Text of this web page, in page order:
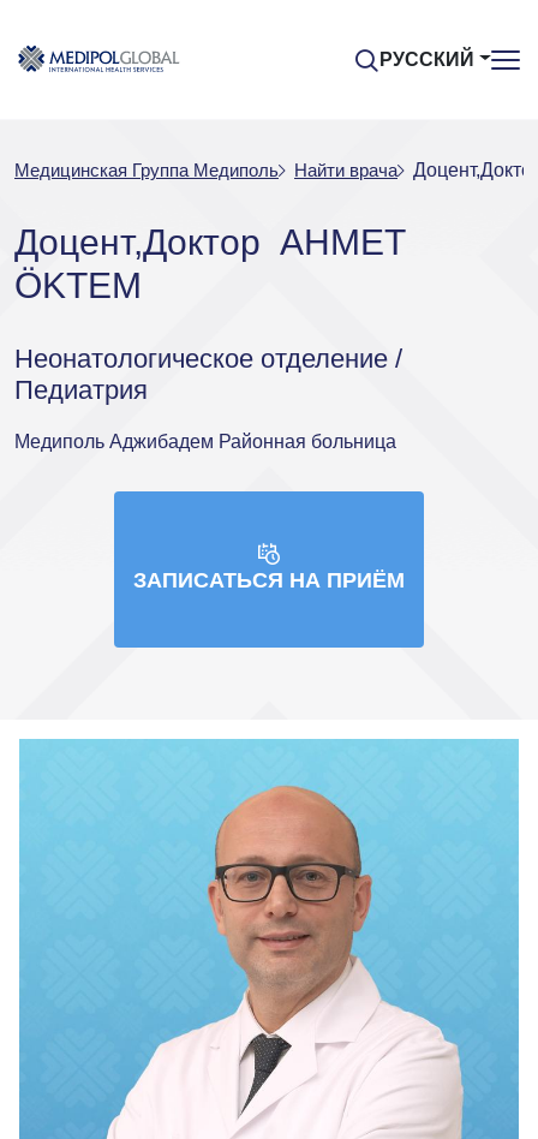
РУССКИЙ
Медицинская Группа Медиполь Найти врача
Доцент,Доктор AHMET
ÖKTEM
Неонатологическое отделение /
Педиатрия
Медиполь Аджибадем Районная больница
ЗАПИСАТЬСЯ НА ПРИЁМ